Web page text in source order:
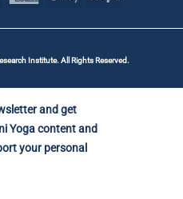
Institute. All Rights Reserved.
and get
Yoga content and
your personal